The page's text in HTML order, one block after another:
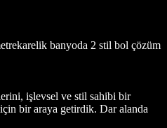
banyoda 2 stil bol çözüm
işlevsel ve stil sahibi bir
bir araya getirdik. Dar alanda